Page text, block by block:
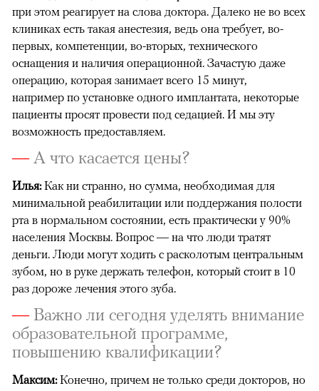
при этом реагирует на слова доктора. Далеко не во всех
клиниках есть такая анестезия, ведь она требует, во-
первых, компетенции, во-вторых, технического
оснащения и наличия операционной. Зачастую даже
операцию, которая занимает всего 15 минут,
например по установке одного имплантата, некоторые
пациенты просят провести под седацией. И мы эту
возможность предоставляем.
—А что касается цены?
Илья: Как ни странно, но сумма, необходимая для
минимальной реабилитации или поддержания полости
рта в нормальном состоянии, есть практически у 90%
населения Москвы. Вопрос — на что люди тратят
деньги. Люди могут ходить с расколотым центральным
зубом, но в руке держать телефон, который стоит в 10
раз дороже лечения этого зуба.
—Важно ли сегодня уделять внимание
образовательной программе,
повышению квалификации?
Максим: Конечно, причем не только среди докторов, но